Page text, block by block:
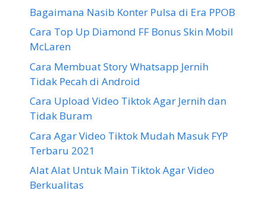
Bagaimana Nasib Konter Pulsa di Era PPOB
Cara Top Up Diamond FF Bonus Skin Mobil
McLaren
Cara Membuat Story Whatsapp Jernih
Tidak Pecah di Android
Cara Upload Video Tiktok Agar Jernih dan
Tidak Buram
Cara Agar Video Tiktok Mudah Masuk FYP
Terbaru 2021
Alat Alat Untuk Main Tiktok Agar Video
Berkualitas